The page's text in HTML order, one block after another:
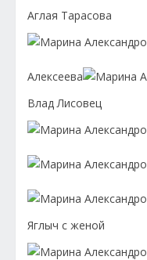
Аглая Тарасова
Алексеева
Влад Лисовец
Яглыч с женой